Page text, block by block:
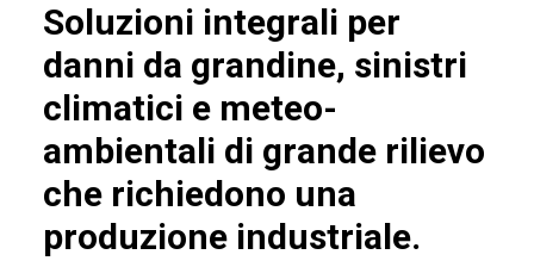
Soluzioni integrali per
danni da grandine, sinistri
climatici e meteo-
ambientali di grande rilievo
che richiedono una
produzione industriale.